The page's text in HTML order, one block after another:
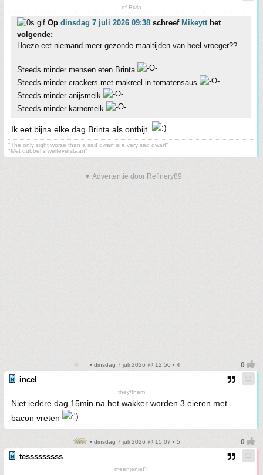
of Rivia
Op dinsdag 7 juli 2026 09:38 schreef Mikeytthet
volgende:
Hoezo eet niemand meer gezonde maaltijden van heel vroeger??
Steeds minder mensen eten Brinta
Steeds minder crackers met makreel in tomatensaus
Steeds minder anijsmelk
Steeds minder karnemelk
Ik eet bijna elke dag Brinta als ontbijt.
"The only sight worse than a sad dwarf is a very sad dwarf"
"Met dubbel s welteverstaan"
▼ Advertentie door Refinery89
• dinsdag 7 juli 2026 @ 12:50 • 4
incel
they/them
Niet iedere dag 15min na het wakker worden 3 eieren met
bacon vreten
• dinsdag 7 juli 2026 @ 15:07 • 5
tesssssssss
meenjeniet?